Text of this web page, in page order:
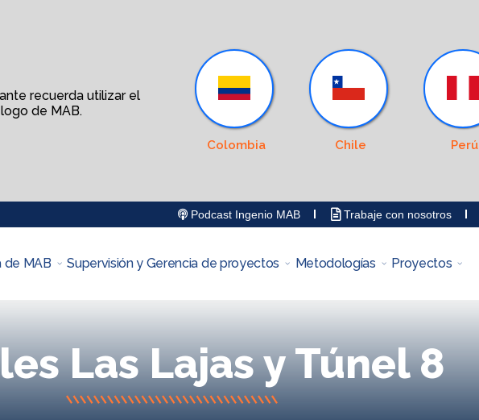
recuerda utilizar el
de MAB.
Colombia Chile Perú
Podcast Ingenio MAB Trabaje con nosotros
de MAB Supervisión y Gerencia de proyectos Metodologías Proyectos
Las Lajas y Túnel 8